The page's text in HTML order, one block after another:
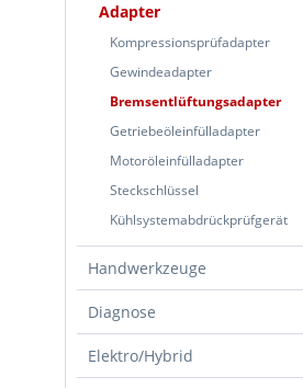
Adapter
Kompressionsprüfadapter
Gewindeadapter
Bremsentlüftungsadapter
Getriebeöleinfülladapter
Motoröleinfülladapter
Steckschlüssel
Kühlsystemabdrückprüfgerät
Handwerkzeuge
Diagnose
Elektro/Hybrid